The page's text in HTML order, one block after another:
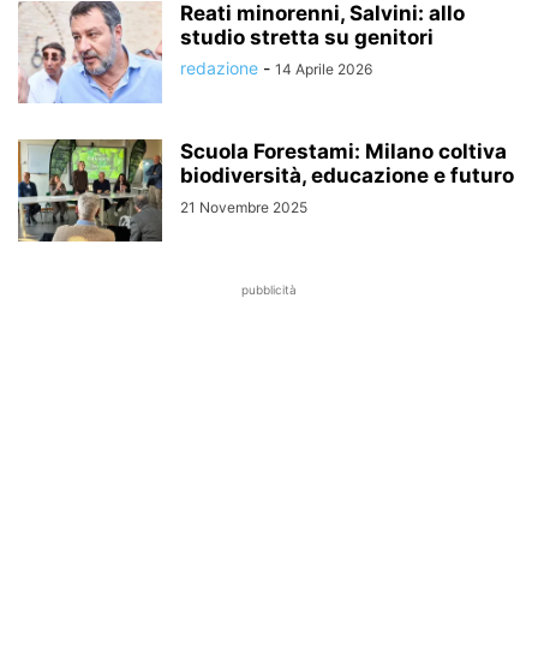
Reati minorenni, Salvini: allo
studio stretta su genitori
redazione - 14 Aprile 2026
Scuola Forestami: Milano coltiva
biodiversità, educazione e futuro
21 Novembre 2025
pubblicità